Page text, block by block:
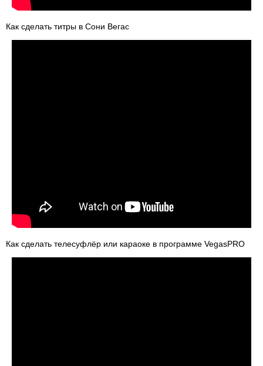
Как сделать титры в Сони Вегас
Как сделать телесуфлёр или караоке в программе VegasPRO